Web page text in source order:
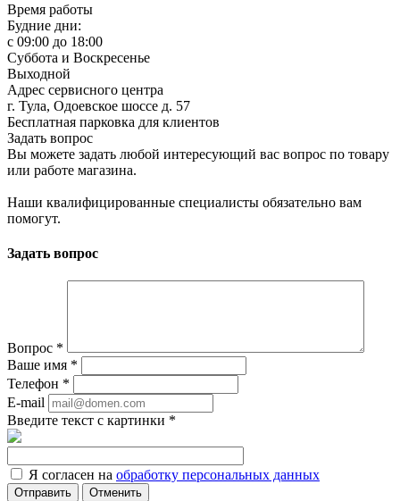
Время работы
Будние дни:
c 09:00 до 18:00
Суббота и Воскресенье
Выходной
Адрес сервисного центра
г. Тула, Одоевское шоссе д. 57
Бесплатная парковка для клиентов
Задать вопрос
Вы можете задать любой интересующий вас вопрос по товару
или работе магазина.
Наши квалифицированные специалисты обязательно вам
помогут.
Задать вопрос
Вопрос *
Ваше имя *
Телефон *
E-mail
Введите текст с картинки *
Я согласен на обработку персональных данных
Отменить